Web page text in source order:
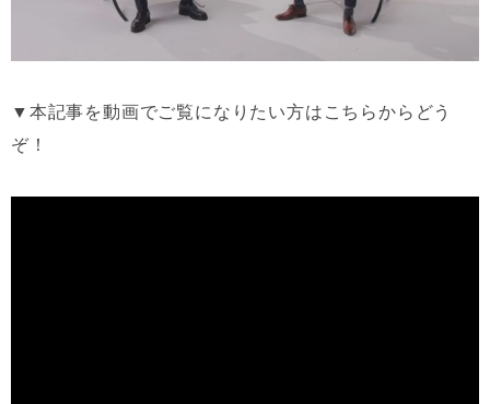
▼本記事を動画でご覧になりたい方はこちらからどう
ぞ！